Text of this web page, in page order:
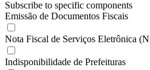
Subscribe to specific components
Emissão de Documentos Fiscais
Nota Fiscal de Serviços Eletrônica
Indisponibilidade de Prefeituras